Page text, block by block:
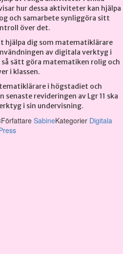
hur dessa aktiviteter kan hjälpa
och samarbete synliggöra sitt
över det.
hjälpa dig som matematiklärare
av digitala verktyg i
så sätt göra matematiken rolig och
i klassen.
i högstadiet och
revideringen av Lgr 11 ska
i sin undervisning.
Författare SabineKategorier Digitala